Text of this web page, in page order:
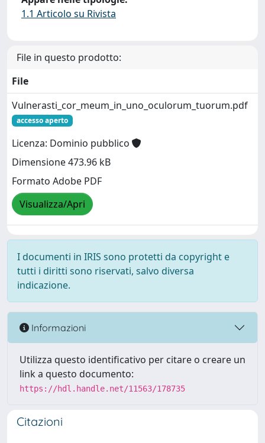
1.1 Articolo su Rivista
File in questo prodotto:
File
Vulnerasti_cor_meum_in_uno_oculorum_tuorum.pdf
accesso aperto
Licenza: Dominio pubblico
Dimensione 473.96 kB
Formato Adobe PDF
Visualizza/Apri
I documenti in IRIS sono protetti da copyright e
tutti i diritti sono riservati, salvo diversa
indicazione.
Informazioni
Utilizza questo identificativo per citare o creare un
link a questo documento:
https://hdl.handle.net/11563/178735
Citazioni